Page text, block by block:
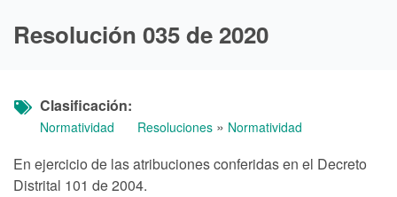
Resolución 035 de 2020
Clasificación
Normatividad Resoluciones » Normatividad
En ejercicio de las atribuciones conferidas en el Decreto
Distrital 101 de 2004.